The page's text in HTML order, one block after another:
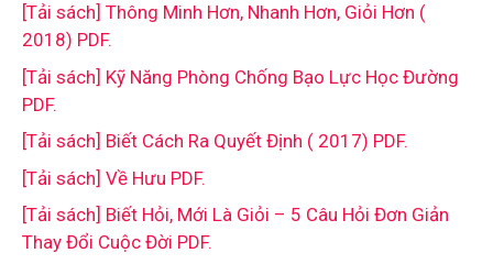
[Tải sách] Thông Minh Hơn, Nhanh Hơn, Giỏi Hơn (
2018) PDF.
[Tải sách] Kỹ Năng Phòng Chống Bạo Lực Học Đường
PDF.
[Tải sách] Biết Cách Ra Quyết Định ( 2017) PDF.
[Tải sách] Về Hưu PDF.
[Tải sách] Biết Hỏi, Mới Là Giỏi – 5 Câu Hỏi Đơn Giản
Thay Đổi Cuộc Đời PDF.